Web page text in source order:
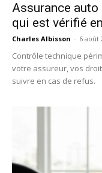
Assurance
qui est vérifié
Charles Albisson - 6 août
Contrôle technique
votre assureur, vos
suivre en cas de refus.